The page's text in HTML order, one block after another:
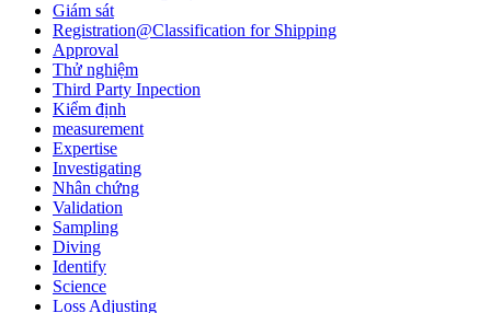
Giám sát
Registration@Classification for Shipping
Approval
Thử nghiệm
Third Party Inpection
Kiểm định
measurement
Expertise
Investigating
Nhân chứng
Validation
Sampling
Diving
Identify
Science
Loss Adjusting